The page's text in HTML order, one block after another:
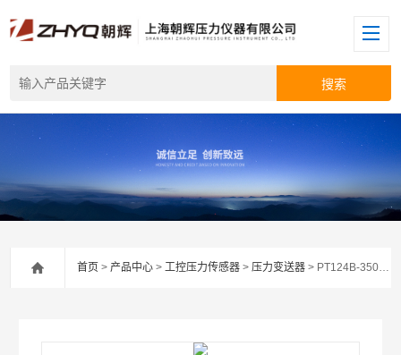
首页 >产品中心 >工控压力传感器 >压力变送器 > PT124B-3501法兰压力变送器厂家